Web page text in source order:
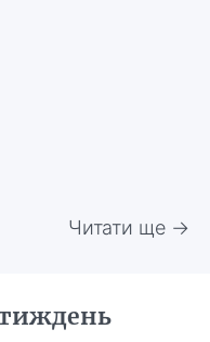
Читати ще →
тиждень